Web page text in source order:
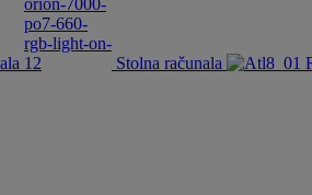
Stolna računala